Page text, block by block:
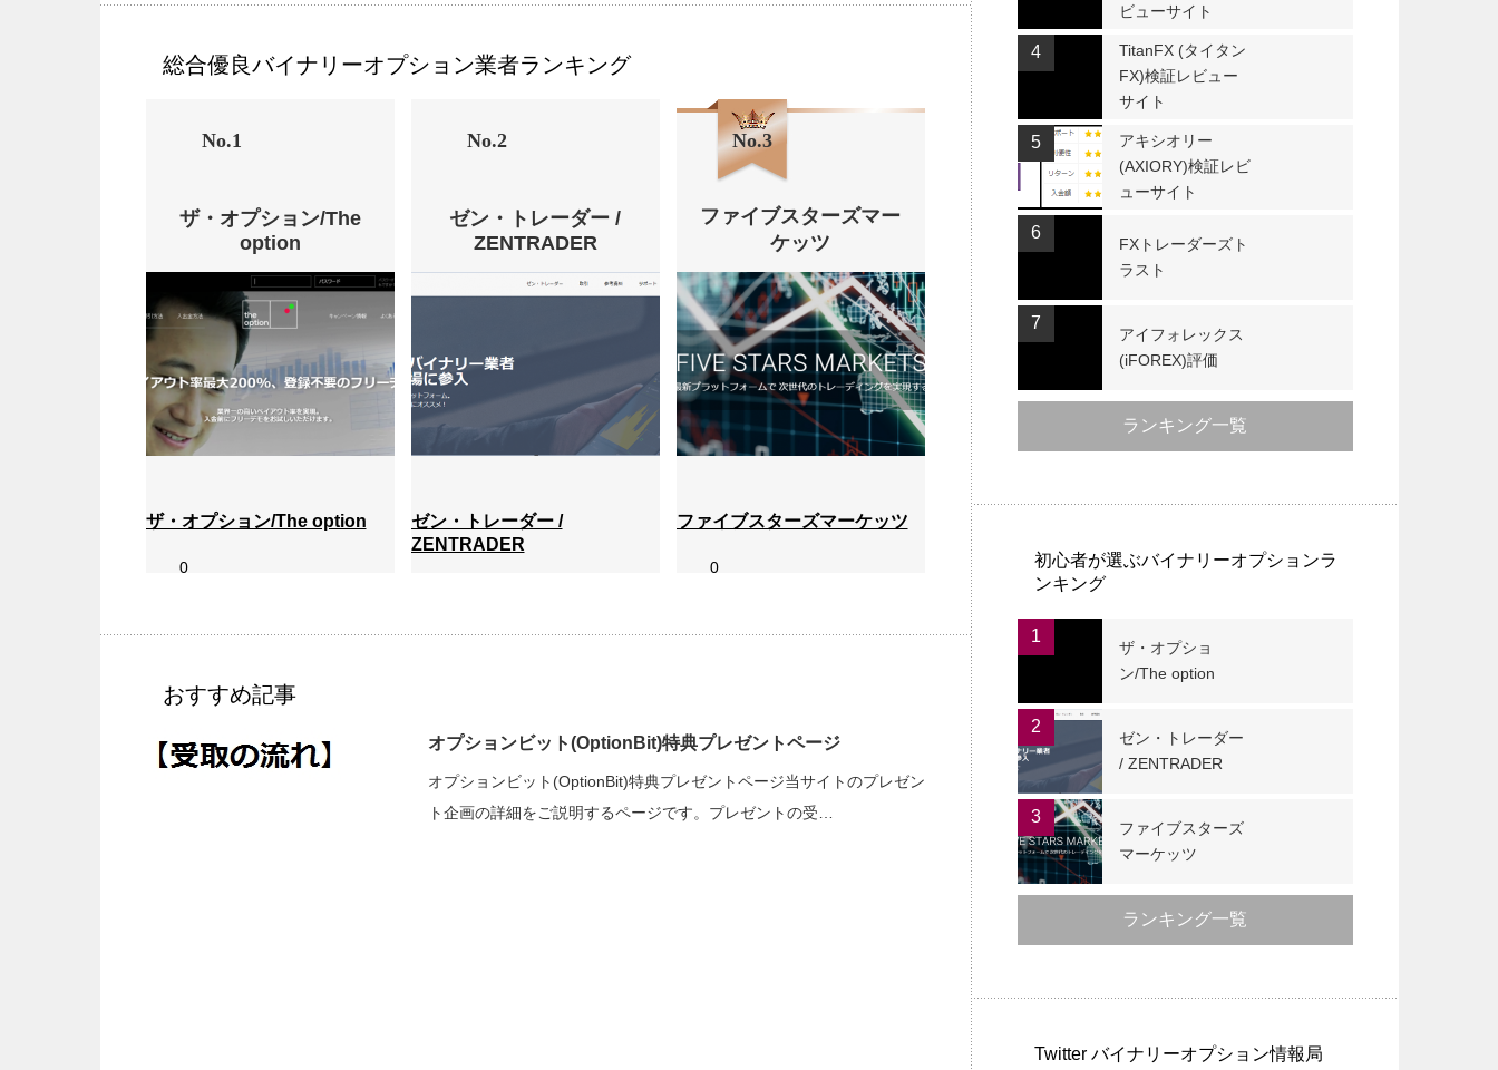
総合優良バイナリーオプション業者ランキング
No.1
ザ・オプション/The
option
ザ・オプション/The option
0
ザ・オプション/The option
No.2
ゼン・トレーダー /
ZENTRADER
ゼン・トレーダー /
ZENTRADER
No.3
ファイブスターズマー
ケッツ
ファイブスターズマーケッツ
0
ファイブスターズマーケッツ
おすすめ記事
オプションビット(OptionBit)特典プレゼントページ
オプションビット(OptionBit)特典プレゼントページ当サイトのプレゼン
ト企画の詳細をご説明するページです。プレゼントの受…
ビューサイト
4
TitanFX (タイタン
FX)検証レビュー
サイト
5
アキシオリー
(AXIORY)検証レビ
ューサイト
6
FXトレーダーズト
ラスト
7
アイフォレックス
(iFOREX)評価
ランキング一覧
初心者が選ぶバイナリーオプションラ
ンキング
1
ザ・オプショ
ン/The option
2
ゼン・トレーダー
/ ZENTRADER
3
ファイブスターズ
マーケッツ
ランキング一覧
Twitter バイナリーオプション情報局